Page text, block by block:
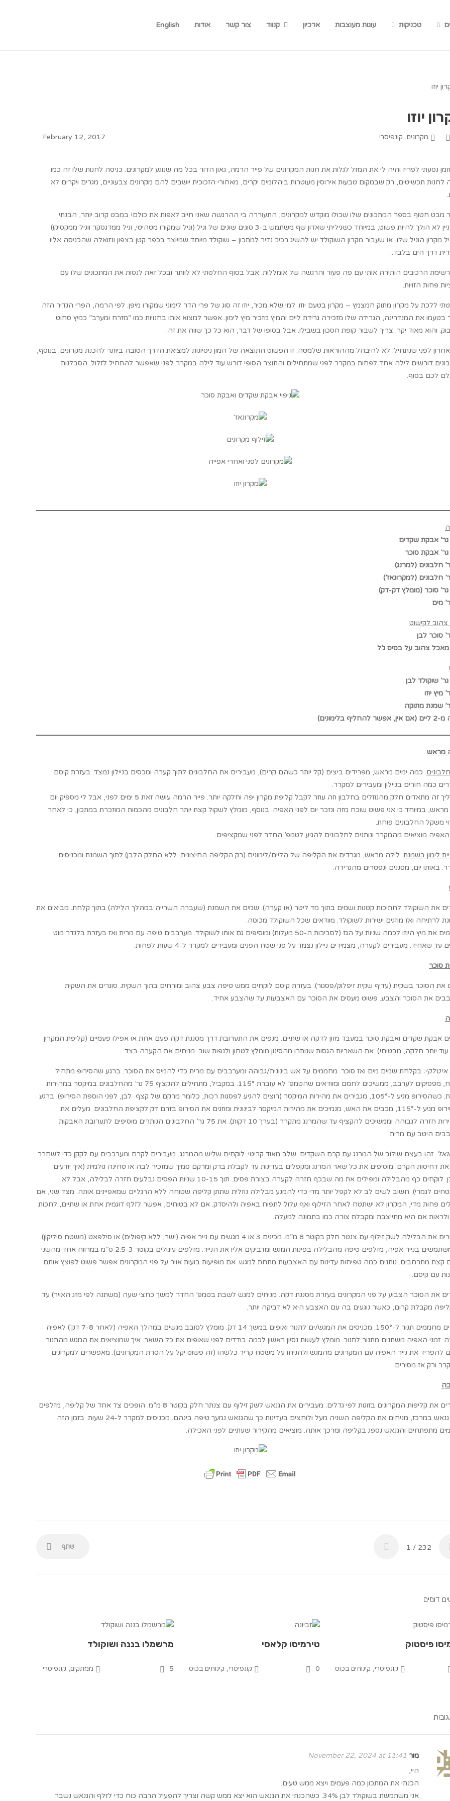
English אודות צור קשר קנווד ארכיון עוגות מעוצבות טכניקות
יוזו
February 12, 2017 מקרונים, קונפיסרי
נסעתי לפריז והיה לי את המזל לגלות את חנות המקרונים של פייר הרמה, גאון הדור בכל מה שנוגע למקרונים. כניסה לחנות שלו זה כמו
לחנות תכשיטים, רק שבמקום טבעות אירוסין מעוטרות ביהלומים יקרים, מאחורי הזכוכית יושבים להם מקרונים צבעוניים, מגרים ויקרים לא
מבט חטוף בספר המתכונים שלו שכולו מוקדש למקרונים, התעוררה בי ההרגשה שאני חייב לאפות את כולם! במבט קרוב יותר, הבנתי
שהעניין לא הולך להיות פשוט, במיוחד כשגיליתי שאדון שף משתמש ב-3 סוגים שונים של וניל (וניל שמקורו מטהיטי, וניל ממדגסקר ווניל ממקסיקו)
מקרון הוניל שלו, או שעבור מקרון השוקולד יש להשיג רכיב נדיר למתכון – שוקולד מיוחד שמיוצר בכפר קטן בצפון ונזואלה שהכניסה אליו
דרך הים בלבד..
הרכיבים הותירה אותי עם פה פעור והרגשה של אומללות. אבל בסוף החלטתי לא לוותר ובכל זאת לנסות את המתכונים שלו עם
פחות הזויות.
ללכת על מקרון מתוק חמצמץ – מקרון בטעם יוזו. למי שלא מכיר, יוזו זה סוג של פרי הדר לימוני שמקורו מיפן. לפי הרמה, הפרי הנדיר הזה
בטעמו את המנדרינה, הגרידה שלו מזכירה גרידת ליים והמיץ מזכיר מיץ לימון. אפשר למצוא אותו בחנויות כמו “מזרח ומערב” כמיץ סחוט
והוא מאוד יקר. צריך לשבור קופת חסכון בשבילו. אבל בסופו של דבר, הוא כל כך שווה את זה.
לפני שנתחיל: לא להיבהל מההוראות שלמטה. זו הפשוט התוצאה של המון ניסיונות למציאת הדרך הטובה ביותר להכנת מקרונים. בנוסף,
דורשים לילה אחד לפחות במקרר לפני שמתחילים והתוצר הסופי דורש עוד לילה במקרר לפני שאפשר להתחיל לזלול. הסבלנות
לכם בסוף.
צהוב לקישוט
צהוב על בסיס ג’ל
להחליף בלימונים)
מראש
חלבונים: כמה ימים מראש, מפרידים ביצים (קל יותר כשהם קרים), מעבירים את החלבונים לתוך קערה ומכסים בניילון נמצד. בעזרת קיסם
כמה חורים בניילון ומעבירים למקרר.
בתהליך זה מתאדים חלק מהנוזלים בחלבון וזה עוזר לקבל קליפת מקרון יפה וחלקה יותר. פייר הרמה עושה זאת 5 ימים לפני, אבל לי מספיק יום
במיוחד כי אני פשוט שוכח מזה ונזכר יום לפני האפיה. בנוסף, מומלץ לשקול קצת יותר חלבונים מהכמות המוזכרת במתכון, כי לאחר
משקל החלבונים פוחת.
האפיה מוציאים מהמקרר ונותנים לחלבונים להגיע לטמפ’ החדר לפני שמקציפים.
לימון בשמנת: לילה מראש, מגרדים את הקליפה של הליים/לימונים (רק הקליפה החיצונית, ללא החלק הלבן) לתוך השמנת ומכניסים
באותו יום, מסננים ונפטרים מהגרידה.
את השוקולד לחתיכות קטנות ושמים בתוך מד ליטר (או קערה). שמים את השמנת (שעברה השרייה במהלך הלילה) בתוך קלחת. מביאים את
לרתיחה ואז מוזגים ישירות לשוקולד. מוודאים שכל השוקולד מכוסה.
מחממים את מיץ היוזו לכמה שניות על הגז (לסביבות ה-50 מעלות) ומוסיפים גם אותו לשוקולד. מערבבים טיפה עם מרית ואז בעזרת בלנדר מוט
עד שאחיד. מעבירים לקערה, מצמידים ניילון נצמד על פני שטח הפנים ומעבירים למקרר ל-4 שעות לפחות.
סוכר
את הסוכר בשקית (עדיף שקית זיפלוק/פסגור). בעזרת קיסם לוקחים ממש טיפה צבע צהוב ומורחים בתוך השקית. סוגרים את השקית
את הסוכר והצבע. פשוט מעסים את הסוכר עם האצבעות עד שהצבע אחיד.
אבקת שקדים ואבקת סוכר במעבד מזון לדקה או שתיים. מנפים את התערובת דרך מסננת דקה פעם אחת או אפילו פעמיים (קליפת המקרון
יותר חלקה, מבטיח!). את השאריות הגסות שנותרו מהסינון מומלץ לטחון ולנפות שוב. מניחים את הקערה בצד.
איטלקי: בקלחת שמים מים ואז סוכר. מחממים על אש בינונית/גבוהה ומערבבים עם מרית כדי להמיס את הסוכר. ברגע שהסירופ מתחיל
לרתוח, מפסיקים לערבב, ממשיכים לחמם ומוודאים שהטמפ’ לא עוברת 115°. במקביל, מתחילים להקציף 75 גר’ מהחלבונים במיקסר במהירות
בינונית. כשהסירופ מגיע ל-105°, מגבירים את מהירות המיקסר (רוצים להגיע לפסגות רכות, כלומר מרקם של קצף לבן, לפני הוספת הסירופ). ברגע
שהסירופ מגיע ל-115°, מכבים את האש, מנמיכים את מהירות המיקסר לבינונית ומוזגים את הסירופ בזרם דק לקציפת החלבונים. מעלים את
המהירות חזרה לגבוהה וממשיכים להקציף עד שהמרנג מתקרר (בערך 10 דקות). את 75 גר’ החלבונים הנותרים מוסיפים לתערובת האבקות
היטב עם מרית.
: זהו בעצם שילוב של המרנג עם קרם השקדים. שלב מאוד קריטי. לוקחים שליש מהמרנג, מעבירים לקרם ומערבבים עם לקקן כדי לשחרר
דחיסות הקרם. מוסיפים את כל שאר המרנג ומקפלים בעדינות עד לקבלת ברק ומרקם סמיך שמזכיר לבה או טחינה גולמית (איך יודעים
שמוכן: לוקחים כף מהבלילה ומפילים את מה שבכף חזרה לקערה בצורת פסים. תוך 10-15 שניות הפסים נבלעים חזרה לבלילה, אבל לא
לגמרי). חשוב לשים לב לא לקפל יותר מדי כדי להמנע מבלילה נוזלית שתתן קליפה שטוחה ללא הרגליים שמאפיינים אותה. מצד שני, אם
פחות מדי, המקרון לא ישתטח לאחר הזילוף ואף עלול לתפוח באפיה ולהיסדק. אם לא בטוחים, אפשר לזלף דוגמית אחת או שתיים, לחכות
אם היא מתייצבת ומקבלת צורה כמו בתמונה למעלה.
מעבירים את הבלילה לשק זילוף עם צנטר חלק בקוטר 8 מ”מ. מכינים 3 או 4 מגשים עם נייר אפיה (ישר, ללא קיפולים) או סילפאט (משטח סיליקון).
אם משתמשים בנייר אפיה, מזלפים טיפה מהבלילה בפינות המגש ומדביקים אליו את הנייר. מזלפים עיגולים בקוטר 2.5-3 ס”מ במרווח אחד מהשני
קצת מתרחבים. נותנים כמה טפיחות עדינות עם האצבעות מתחת למגש. אם מופיעות בועות אויר על פני המקרונים אפשר פשוט לפוצץ אותם
עם קיסם.
את הסוכר הצבוע על פני המקרונים בעזרת מסננת דקה. מניחים למגש לשבת בטמפ’ החדר למשך כחצי שעה (משתנה לפי מזג האויר) עד
מקבלת קרום, כאשר נוגעים בה עם האצבע היא לא דביקה יותר.
בינתיים מחממים תנור ל-150°. מכניסים את המגש/ים לתנור ואופים במשך 14 דק’. מומלץ לסובב מגשים במהלך האפיה (לאחר 7-8 דק’) לאפיה
זמני האפיה משתנים מתנור לתנור. מומלץ לעשות נסיון ראשון לכמה בודדים לפני שאופים את כל השאר. איך שמוציאים את המגש מהתנור
להפריד את נייר האפיה עם המקרונים מהמגש ולהניחו על משטח קריר כלשהו (זה פשוט יקל על הסרת המקרונים). מאפשרים למקרונים
ורק אז מסירים.
מסדרים את קליפות המקרונים בזוגות לפי גדלים. מעבירים את הגנאש לשק זילוף עם צנתר חלק בקוטר 8 מ”מ. הופכים צד אחד של קליפה, מזלפים
מעט גנאש במרכז, מניחים את הקליפה השניה מעל ולוחצים בעדינות כך שהגנאש נמעך טיפה בינהם. מכניסים למקרר ל-24 שעות. בזמן הזה
מתפתחים והגנאש נספג בקליפה ומרכך אותה. מוציאים מהקירור שעתיים לפני האכילה.
שתף 1 / 232
דומים
פיסטוק
קונפיסרי, קינוחים בכוס
טירמיסו קלאסי
קונפיסרי, קינוחים בכוס 0
מרשמלו בננה ושוקולד
ממתקים, קונפיסרי 5
מור November 22, 2024 at 11:41
היי,
הכנתי את המתכון כמה פעמים ויצא ממש טעים.
אני משתמשת בשוקולד לבן 34%. כשהכנתי את הגנאש הוא יצא ממש קשה וצריך להפעיל הרבה כוח כדי לזלף והגנאש נשבר